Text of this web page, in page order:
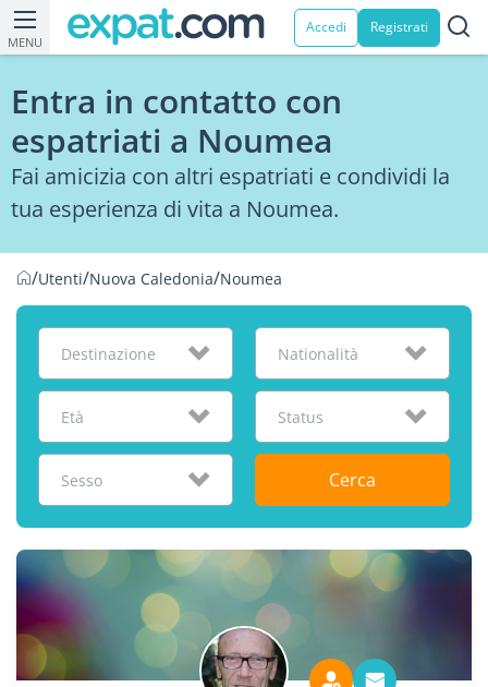
MENU
Accedi Registrati
Entra in contatto con
espatriati a Noumea
Fai amicizia con altri espatriati e condividi la
tua esperienza di vita a Noumea.
/Utenti/Nuova Caledonia/Noumea
Destinazione Nationalità
Età Status
Sesso Cerca